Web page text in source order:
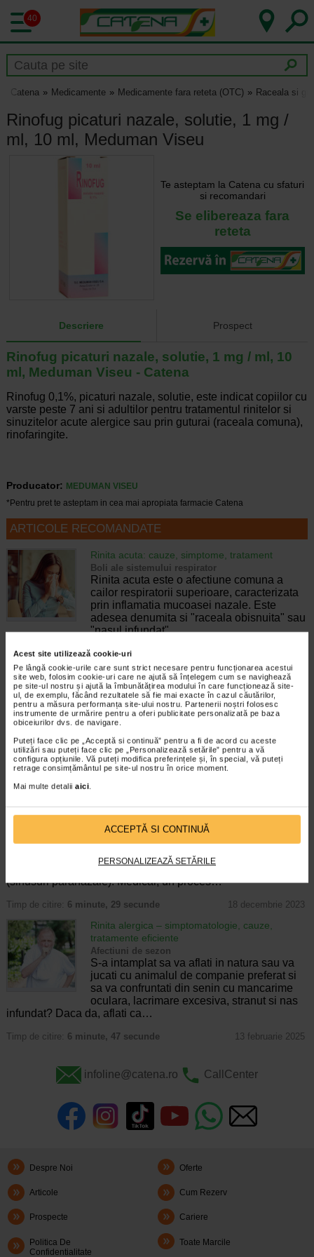
Acest site utilizează cookie-uri
Pe lângă cookie-urile care sunt strict necesare pentru funcționarea acestui
site web, folosim cookie-uri care ne ajută să înțelegem cum se navighează
pe site-ul nostru și ajută la îmbunătățirea modului în care funcționează site-
ul, de exemplu, făcând rezultatele să fie mai exacte în cazul căutărilor,
pentru a măsura performanța site-ului nostru. Partenerii noștri folosesc
instrumente de urmărire pentru a oferi publicitate personalizată pe baza
obiceiurilor dvs. de navigare.
Puteți face clic pe „Acceptă si continuă” pentru a fi de acord cu aceste
utilizări sau puteți face clic pe „Personalizează setările” pentru a vă
configura opțiunile. Vă puteți modifica preferințele și, în special, vă puteți
retrage consimțământul pe site-ul nostru în orice moment.
Mai multe detalii aici.
ACCEPTĂ SI CONTINUĂ
PERSONALIZEAZĂ SETĂRILE
40
Catena Medicamente Medicamente fara reteta (OTC) Raceala si
Rinofug picaturi nazale, solutie, 1 mg /
ml, 10 ml, Meduman Viseu
Te asteptam la Catena cu sfaturi
si recomandari
Se elibereaza fara
reteta
Descriere Prospect
Rinofug picaturi nazale, solutie, 1 mg / ml, 10
ml, Meduman Viseu - Catena
Rinofug 0,1%, picaturi nazale, solutie, este indicat copiilor cu
varste peste 7 ani si adultilor pentru tratamentul rinitelor si
sinuzitelor acute alergice sau prin guturai (raceala comuna),
rinofaringite.
Producator: MEDUMAN VISEU
*Pentru pret te asteptam in cea mai apropiata farmacie Catena
ARTICOLE RECOMANDATE
Rinita acuta: cauze, simptome, tratament
Boli ale sistemului respirator
Rinita acuta este o afectiune comuna a
cailor respiratorii superioare, caracterizata
prin inflamatia mucoasei nazale. Este
adesea denumita si "raceala obisnuita" sau
"nasul infundat".…
Timp de citire:6 minute, 18 secunde
Rinofaringita acuta – cauze, simptome si remedii
Boli infectioase
Rinofaringita acuta este cunoscuta in mod
popular sub denumirea de raceala.
Raceala comuna este o infectie virala care
afecteaza tractul respirator superior. In cele
mai multe cazuri, afectiunea este…
Timp de citire:5 minute, 38 secunde
asemanari, diferente, tratament
Sinuzita este afectiunea care defineste
inflamatia sinusurilor, acele cavitati
pereche, tapetate cu mucus si pline cu aer,
situate in imediata apropiere a nasului
(sinusuri paranazale). Medical, un proces…
Timp de citire: 6 minute, 29 secunde 18 decembrie 2023
Rinita alergica – simptomatologie, cauze,
tratamente eficiente
Afectiuni de sezon
S-a intamplat sa va aflati in natura sau va
jucati cu animalul de companie preferat si
sa va confruntati din senin cu mancarime
oculara, lacrimare excesiva, stranut si nas
infundat? Daca da, aflati ca…
Timp de citire: 6 minute, 47 secunde 13 februarie 2025
infoline@catena.ro CallCenter
Despre Noi Oferte
Articole Cum Rezerv
Prospecte Cariere
Politica De
Confidentialitate
Toate Marcile